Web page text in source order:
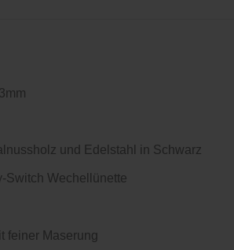
und Edelstahl in Schwarz
Switch Wechellünette
feiner Maserung